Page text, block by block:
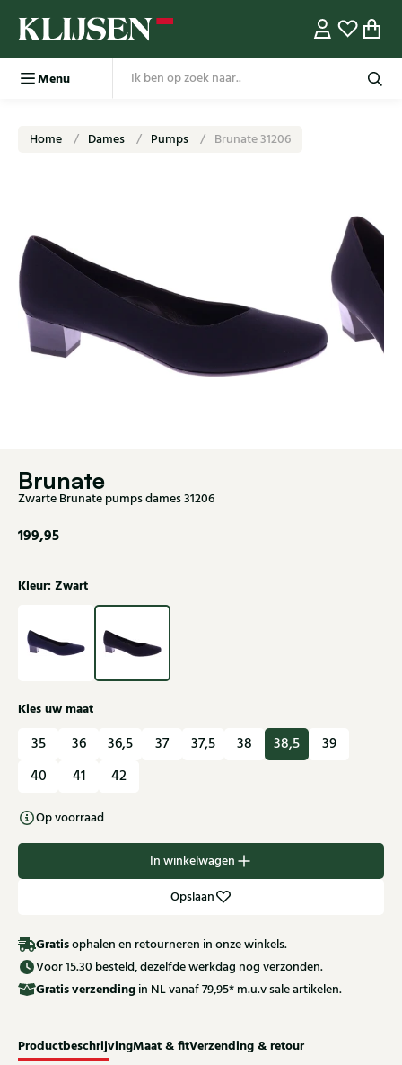
Menu
Home Dames Pumps Brunate 31206
Brunate
Zwarte Brunate pumps dames 31206
199,95
Kleur: Zwart
Kies uw maat
35 36 36,5 37 37,5 38 38,5
39
40
41 42
Op voorraad
In winkelwagen
Opslaan
Gratisophalen en retourneren in onze winkels.
Voor 15.30 besteld, dezelfde werkdag nog verzonden.
Gratisverzending in NL vanaf 79,95* m.u.v sale artikelen.
ProductbeschrijvingMaat & fitVerzending & retour